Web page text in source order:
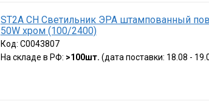
ST2A CH Светильник ЭРА штампованный
50W хром (100/2400)
Код: C0043807
На складе в РФ: >100шт. (дата поставки: 18.08 -